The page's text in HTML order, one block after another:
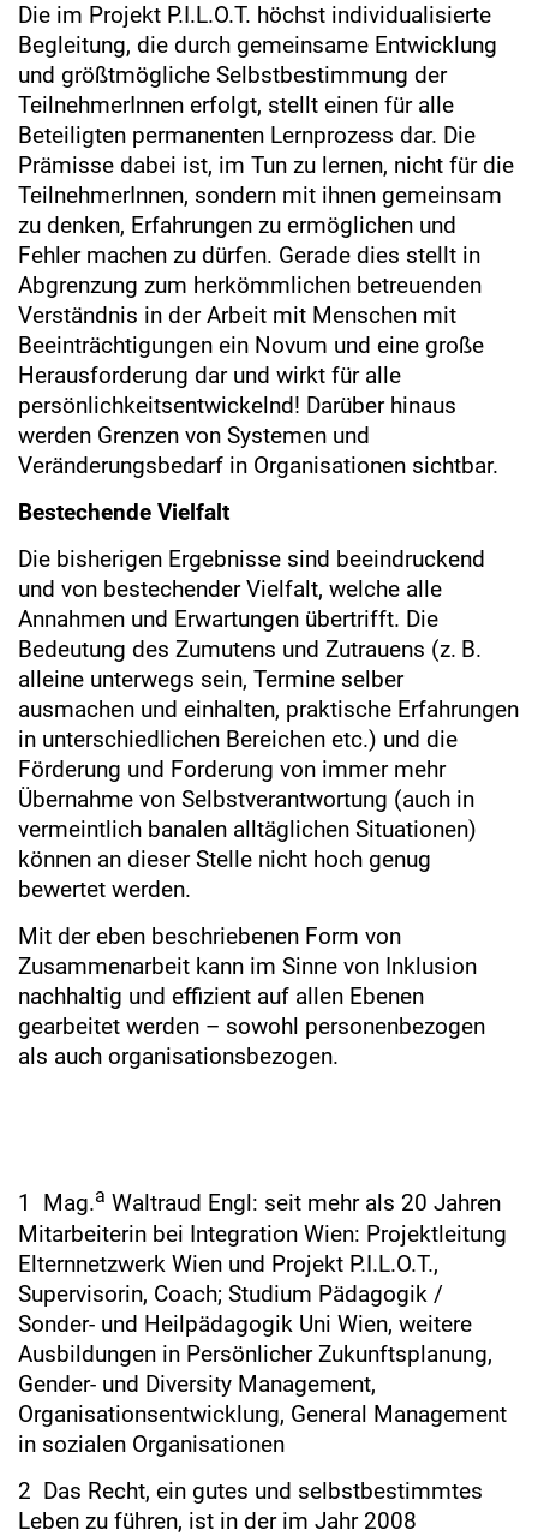
Die im Projekt P.I.L.O.T. höchst individualisierte
Begleitung, die durch gemeinsame Entwicklung
und größtmögliche Selbstbestimmung der
TeilnehmerInnen erfolgt, stellt einen für alle
Beteiligten permanenten Lernprozess dar. Die
Prämisse dabei ist, im Tun zu lernen, nicht für die
TeilnehmerInnen, sondern mit ihnen gemeinsam
zu denken, Erfahrungen zu ermöglichen und
Fehler machen zu dürfen. Gerade dies stellt in
Abgrenzung zum herkömmlichen betreuenden
Verständnis in der Arbeit mit Menschen mit
Beeinträchtigungen ein Novum und eine große
Herausforderung dar und wirkt für alle
persönlichkeitsentwickelnd! Darüber hinaus
werden Grenzen von Systemen und
Veränderungsbedarf in Organisationen sichtbar.
Bestechende Vielfalt
Die bisherigen Ergebnisse sind beeindruckend
und von bestechender Vielfalt, welche alle
Annahmen und Erwartungen übertrifft. Die
Bedeutung des Zumutens und Zutrauens (z. B.
alleine unterwegs sein, Termine selber
ausmachen und einhalten, praktische Erfahrungen
in unterschiedlichen Bereichen etc.) und die
Förderung und Forderung von immer mehr
Übernahme von Selbstverantwortung (auch in
vermeintlich banalen alltäglichen Situationen)
können an dieser Stelle nicht hoch genug
bewertet werden.
Mit der eben beschriebenen Form von
Zusammenarbeit kann im Sinne von Inklusion
nachhaltig und effizient auf allen Ebenen
gearbeitet werden – sowohl personenbezogen
als auch organisationsbezogen.
1 Mag.a Waltraud Engl: seit mehr als 20 Jahren
Mitarbeiterin bei Integration Wien: Projektleitung
Elternnetzwerk Wien und Projekt P.I.L.O.T.,
Supervisorin, Coach; Studium Pädagogik /
Sonder- und Heilpädagogik Uni Wien, weitere
Ausbildungen in Persönlicher Zukunftsplanung,
Gender- und Diversity Management,
Organisationsentwicklung, General Management
in sozialen Organisationen
2 Das Recht, ein gutes und selbstbestimmtes
Leben zu führen, ist in der im Jahr 2008